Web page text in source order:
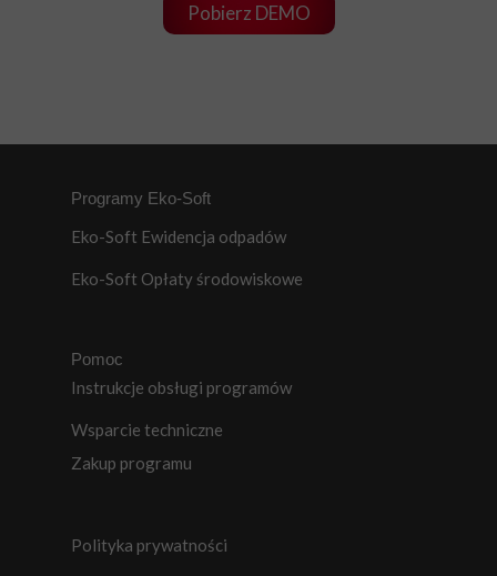
Pomoc
Instrukcje obsługi programów
Wsparcie techniczne
Zakup programu
Polityka prywatności
Programy Eko-Soft
Eko-Soft Opłaty środowiskowe
Eko-Soft Ewidencja odpadów
Pobierz DEMO